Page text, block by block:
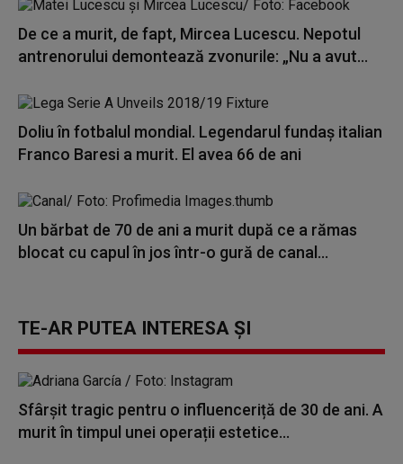
De ce a murit, de fapt, Mircea Lucescu. Nepotul
antrenorului demontează zvonurile: „Nu a avut...
Doliu în fotbalul mondial. Legendarul fundaş italian
Franco Baresi a murit. El avea 66 de ani
Un bărbat de 70 de ani a murit după ce a rămas
blocat cu capul în jos într-o gură de canal...
TE-AR PUTEA INTERESA ȘI
Sfârșit tragic pentru o influenceriță de 30 de ani. A
murit în timpul unei operații estetice...